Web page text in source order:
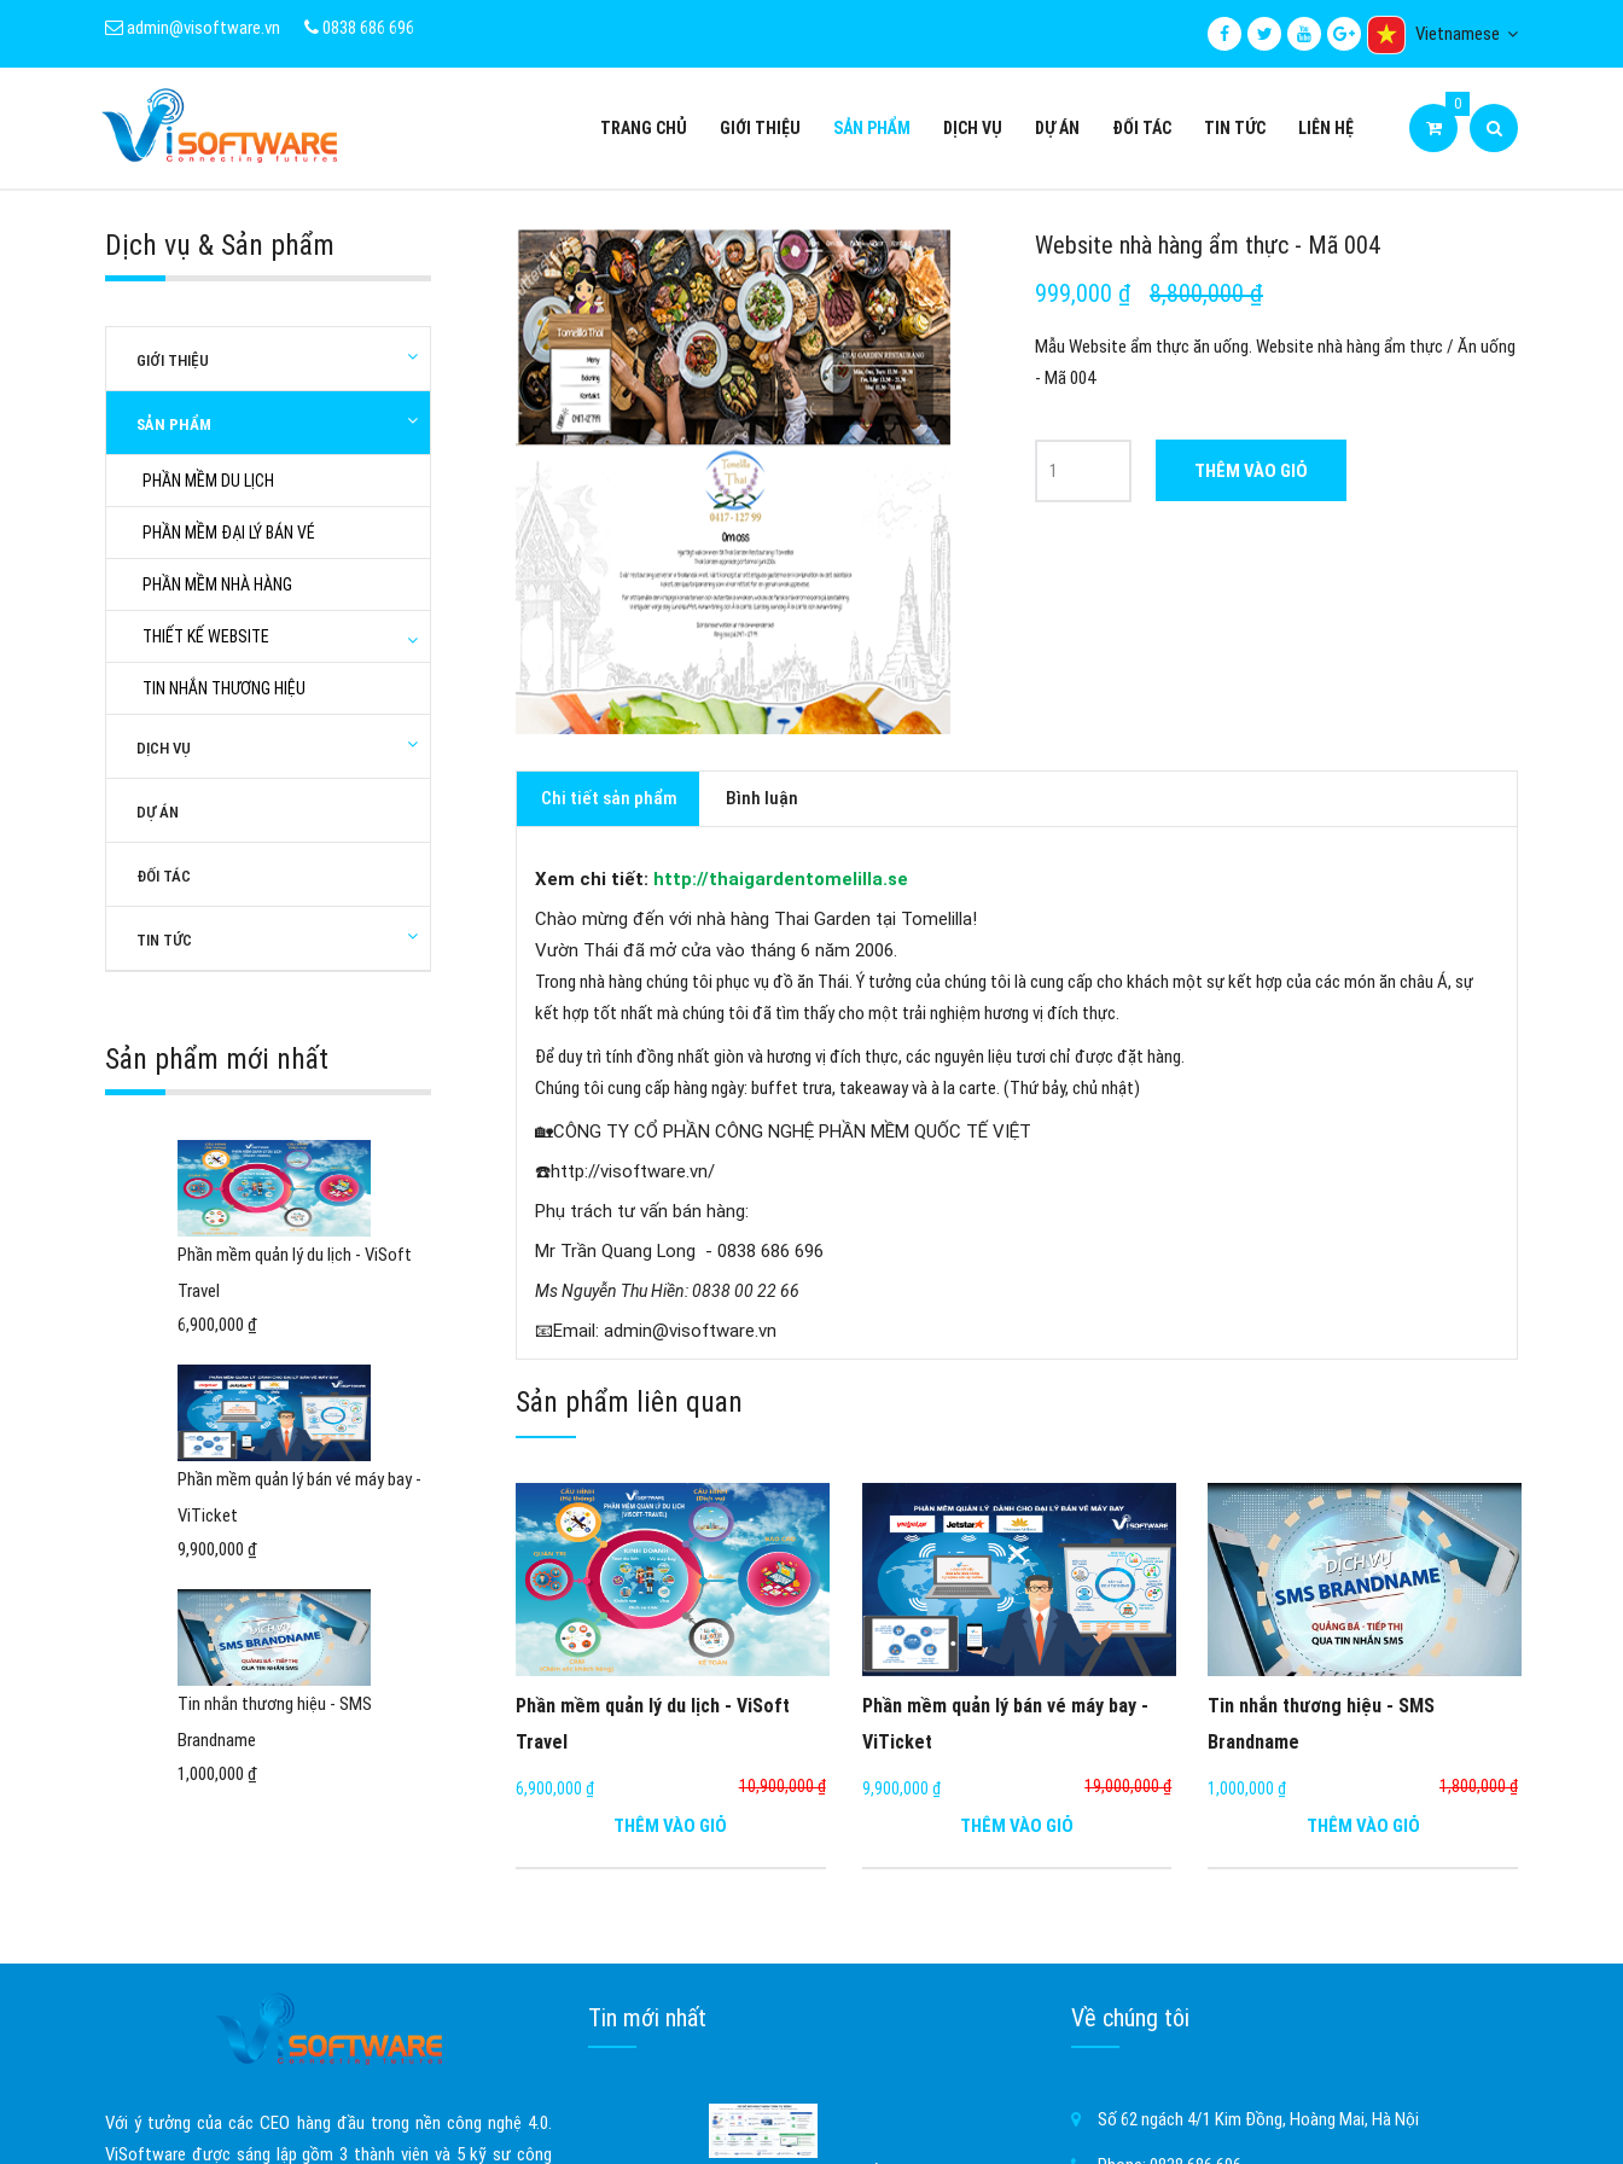
admin@visoftware.vn 0838 686 696 Vietnamese
TRANG CHỦ GIỚI THIỆU SẢN PHẨM DỊCH VỤ DỰ ÁN ĐỐI TÁC TIN TỨC LIÊN HỆ
0
Website nhà hàng ẩm thực - Mã 004
999,000 ₫
8,800,000 ₫
Mẫu Website ẩm thực ăn uống. Website nhà hàng ẩm thực / Ăn uống
- Mã 004
THÊM VÀO GIỎ
Chi tiết sản phẩm Bình luận
Xem chi tiết: http://thaigardentomelilla.se
Chào mừng đến với nhà hàng Thai Garden tại Tomelilla!
Vườn Thái đã mở cửa vào tháng 6 năm 2006.
Trong nhà hàng chúng tôi phục vụ đồ ăn Thái. Ý tưởng của chúng tôi là cung cấp cho khách một sự kết hợp của các món ăn châu Á, sự
kết hợp tốt nhất mà chúng tôi đã tìm thấy cho một trải nghiệm hương vị đích thực.
Để duy trì tính đồng nhất giòn và hương vị đích thực, các nguyên liệu tươi chỉ được đặt hàng.
Chúng tôi cung cấp hàng ngày: buffet trưa, takeaway và à la carte. (Thứ bảy, chủ nhật)
🏡CÔNG TY CỔ PHẦN CÔNG NGHỆ PHẦN MỀM QUỐC TẾ VIỆT
☎️http://visoftware.vn/
Phụ trách tư vấn bán hàng:
Mr Trần Quang Long - 0838 686 696
Ms Nguyễn Thu Hiền: 0838 00 22 66
📧Email: admin@visoftware.vn
Sản phẩm liên quan
Phần mềm quản lý du lịch - ViSoft
Travel
6,900,000 ₫ 10,900,000 ₫
THÊM VÀO GIỎ
Phần mềm quản lý bán vé máy bay -
ViTicket
9,900,000 ₫ 19,000,000 ₫
THÊM VÀO GIỎ
Tin nhắn thương hiệu - SMS
Brandname
1,000,000 ₫ 1,800,000 ₫
THÊM VÀO GIỎ
Dịch vụ & Sản phẩm
GIỚI THIỆU
SẢN PHẨM
PHẦN MỀM DU LỊCH
PHẦN MỀM ĐẠI LÝ BÁN VÉ
PHẦN MỀM NHÀ HÀNG
THIẾT KẾ WEBSITE
TIN NHẮN THƯƠNG HIỆU
DỊCH VỤ
DỰ ÁN
ĐỐI TÁC
TIN TỨC
Sản phẩm mới nhất
Phần mềm quản lý du lịch - ViSoft
Travel
6,900,000 ₫
Phần mềm quản lý bán vé máy bay -
ViTicket
9,900,000 ₫
Tin nhắn thương hiệu - SMS
Brandname
1,000,000 ₫
Với ý tưởng của các CEO hàng đầu trong nền công nghệ 4.0.
ViSoftware được sáng lập gồm 3 thành viên và 5 kỹ sư công
Tin mới nhất Về chúng tôi
Số 62 ngách 4/1 Kim Đồng, Hoàng Mai, Hà Nội